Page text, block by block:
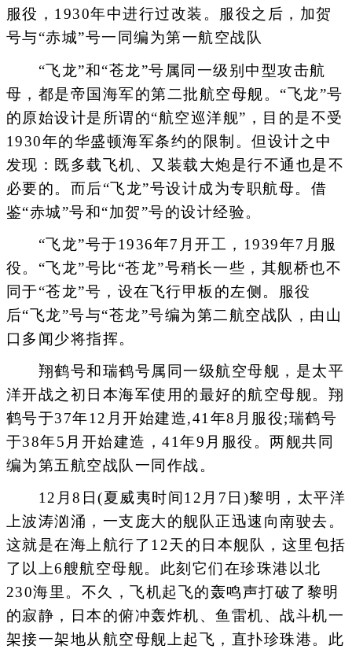
服役，1930年中进行过改装。服役之后，加贺
号与“赤城”号一同编为第一航空战队
“飞龙”和“苍龙”号属同一级别中型攻击航
母，都是帝国海军的第二批航空母舰。“飞龙”号
的原始设计是所谓的“航空巡洋舰”，目的是不受
1930年的华盛顿海军条约的限制。但设计之中
发现：既多载飞机、又装载大炮是行不通也是不
必要的。而后“飞龙”号设计成为专职航母。借
鉴“赤城”号和“加贺”号的设计经验。
“飞龙”号于1936年7月开工，1939年7月服
役。“飞龙”号比“苍龙”号稍长一些，其舰桥也不
同于“苍龙”号，设在飞行甲板的左侧。服役
后“飞龙”号与“苍龙”号编为第二航空战队，由山
口多闻少将指挥。
翔鹤号和瑞鹤号属同一级航空母舰，是太平
洋开战之初日本海军使用的最好的航空母舰。翔
鹤号于37年12月开始建造,41年8月服役;瑞鹤号
于38年5月开始建造，41年9月服役。两舰共同
编为第五航空战队一同作战。
12月8日(夏威夷时间12月7日)黎明，太平洋
上波涛汹涌，一支庞大的舰队正迅速向南驶去。
这就是在海上航行了12天的日本舰队，这里包括
了以上6艘航空母舰。此刻它们在珍珠港以北
230海里。不久，飞机起飞的轰鸣声打破了黎明
的寂静，日本的俯冲轰炸机、鱼雷机、战斗机一
架接一架地从航空母舰上起飞，直扑珍珠港。此